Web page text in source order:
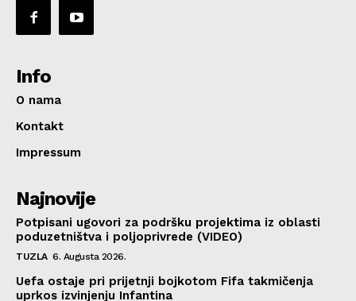
Info
O nama
Kontakt
Impressum
Najnovije
Potpisani ugovori za podršku projektima iz oblasti
poduzetništva i poljoprivrede (VIDEO)
TUZLA 6. Augusta 2026.
Uefa ostaje pri prijetnji bojkotom Fifa takmičenja
uprkos izvinjenju Infantina